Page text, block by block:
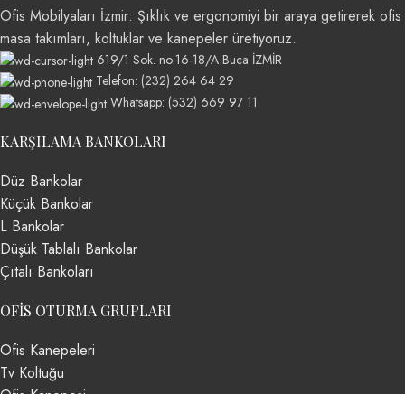
Ofis Mobilyaları İzmir: Şıklık ve ergonomiyi bir araya getirerek ofis
masa takımları, koltuklar ve kanepeler üretiyoruz.
619/1 Sok. no:16-18/A Buca İZMİR
Telefon: (232) 264 64 29
Whatsapp: (532) 669 97 11
KARŞILAMA BANKOLARI
Düz Bankolar
Küçük Bankolar
L Bankolar
Düşük Tablalı Bankolar
Çıtalı Bankoları
OFIS OTURMA GRUPLARI
Ofis Kanepeleri
Tv Koltuğu